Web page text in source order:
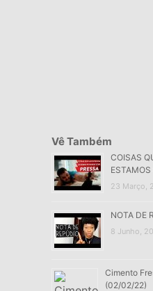
Vê Também
COISAS
23 Março,
NOTA DE
8 Junho,
Cimento
(02/02/22)